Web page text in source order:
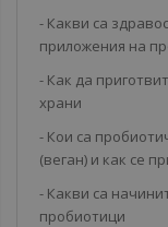
- Какви са
приложения на
- Как да
храни
- Кои са
(веган) и как се
- Какви са
пробиотици